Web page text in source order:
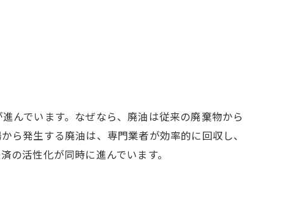
んでいます。なぜなら、廃油は従来の廃棄物から
ら発生する廃油は、専門業者が効率的に回収し、
活性化が同時に進んでいます。